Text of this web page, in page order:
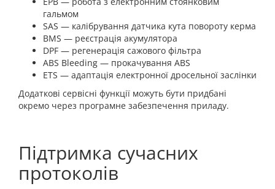
гальмом
SAS — калібрування датчика кута повороту керма
BMS — реєстрація акумулятора
DPF — регенерація сажового фільтра
ABS Bleeding — прокачування ABS
ETS — адаптація електронної дросельної заслінки
Додаткові сервісні функції можуть бути придбані
окремо через програмне забезпечення приладу.
Підтримка сучасних
протоколів